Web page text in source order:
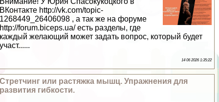
ВКонтакте http://vk.com/topic-
1268449_26406098 , а так же на форуме
http://forum.biceps.ua/ есть разделы, где
каждый желающий может задать вопрос, который будет
участ......
14 06 2026 1:35:22
Стретчинг или растяжка мышц. Упражнения для
развития гибкости.